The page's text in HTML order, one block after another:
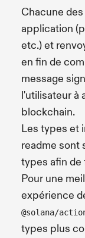
Chacune
application
etc.) et
en fin de
message
l'utilisateur à
blockchain.
Les types et
readme sont
types afin de
Pour une
expérience
@solana/
types plus